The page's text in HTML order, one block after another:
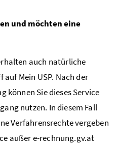
und möchten eine
auch natürliche
auf Mein USP. Nach der
können Sie dieses Service
nutzen. In diesem Fall
Verfahrensrechte vergeben
außer e-rechnung.gv.at